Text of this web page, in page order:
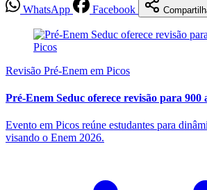
WhatsApp Facebook
Revisão Pré-Enem em Picos
Pré-Enem Seduc oferece revisão para 900
Evento em Picos reúne estudantes para
visando o Enem 2026.